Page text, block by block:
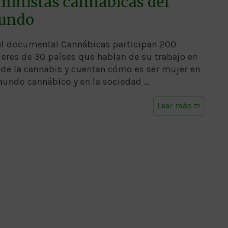
documental Cannábicas participan 200
de 30 países que hablan de su trabajo en
la cannabis y cuentan cómo es ser mujer en
cannábico y en la sociedad …
Leer más ➱